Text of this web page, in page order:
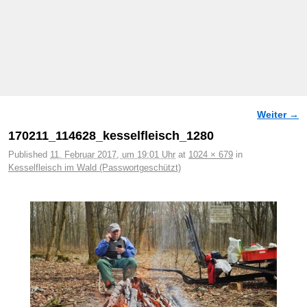
Weiter →
170211_114628_kesselfleisch_1280
Published 11. Februar 2017, um 19:01 Uhr at 1024 × 679 in
Kesselfleisch im Wald (Passwortgeschützt)